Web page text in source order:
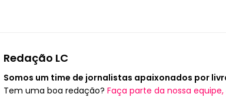
Redação LC
Somos um time de jornalistas apaixonados por
Tem uma boa redação? Faça parte da nossa